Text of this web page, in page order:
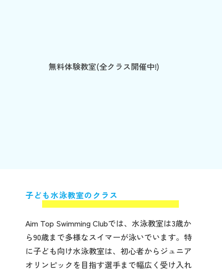
子ども水泳教室のクラス
Aim Top Swimming Clubでは、水泳教室は3歳か
ら90歳まで多様なスイマーが泳いでいます。特
に子ども向け水泳教室は、初心者からジュニア
オリンピックを目指す選手まで幅広く受け入れ
無料体験教室(全クラス開催中!)